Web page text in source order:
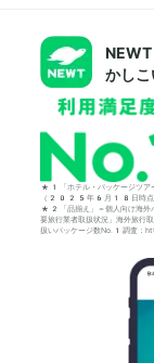
NEWT
かしこ
*1「ホテル・パッケージツア
（2025年6月18日時点の旅
*2「品揃え」＝個人向け海
要旅行業者取扱状況」海外旅行
扱いパッケージ数No.1調